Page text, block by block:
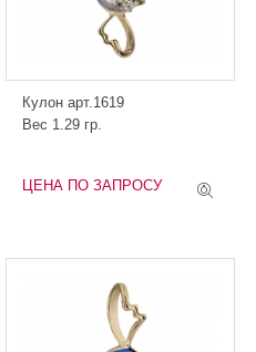
Кулон арт.1619
Вес 1.29 гр.
ЦЕНА ПО ЗАПРОСУ